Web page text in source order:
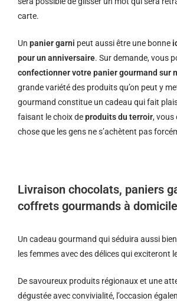
carte.
Un panier garni peut aussi être une bonne
pour un anniversaire. Sur demande, vous
confectionner votre panier gourmand sur
grande variété des produits qu’on peut y
gourmand constitue un cadeau qui fait
faisant le choix deproduits du terroir, vous
chose que les gens ne s’achètent pas
Livraison chocolats, paniers
coffrets gourmands à
Un cadeau gourmand qui séduira aussi
les femmes avec des délices qui exciteront
De savoureux produits régionaux et une
dégustée avec convivialité, l’occasion